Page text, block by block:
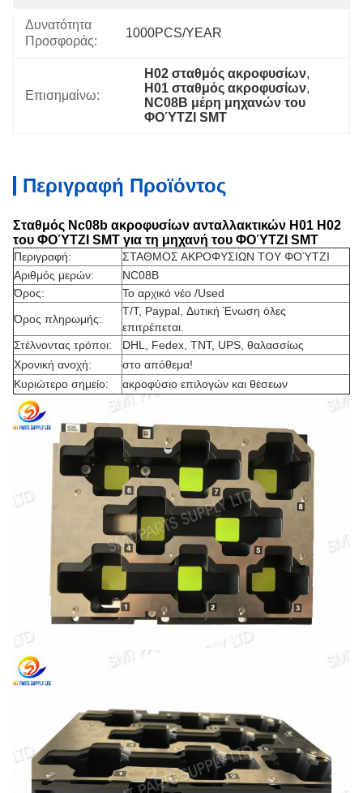
Δυνατότητα
Προσφοράς:
1000PCS/YEAR
Επισημαίνω:
H02 σταθμός ακροφυσίων,
H01 σταθμός ακροφυσίων,
NC08B μέρη μηχανών του
ΦΟΎΤΖΙ SMT
Περιγραφή Προϊόντος
Σταθμός Nc08b ακροφυσίων ανταλλακτικών H01 H02
του ΦΟΎΤΖΙ SMT για τη μηχανή του ΦΟΎΤΖΙ SMT
Περιγραφή:
ΣΤΑΘΜΟΣ ΑΚΡΟΦΥΣΙΩΝ ΤΟΥ ΦΟΎΤΖΙ
Αριθμός μερών:
NC08B
Όρος:
Το αρχικό νέο /Used
Όρος πληρωμής:
T/T, Paypal, Δυτική Ένωση όλες
επιτρέπεται.
Στέλνοντας τρόποι:
DHL, Fedex, TNT, UPS, θαλασσίως
Χρονική ανοχή:
στο απόθεμα!
Κυριώτερο σημείο:
ακροφύσιο επιλογών και θέσεων